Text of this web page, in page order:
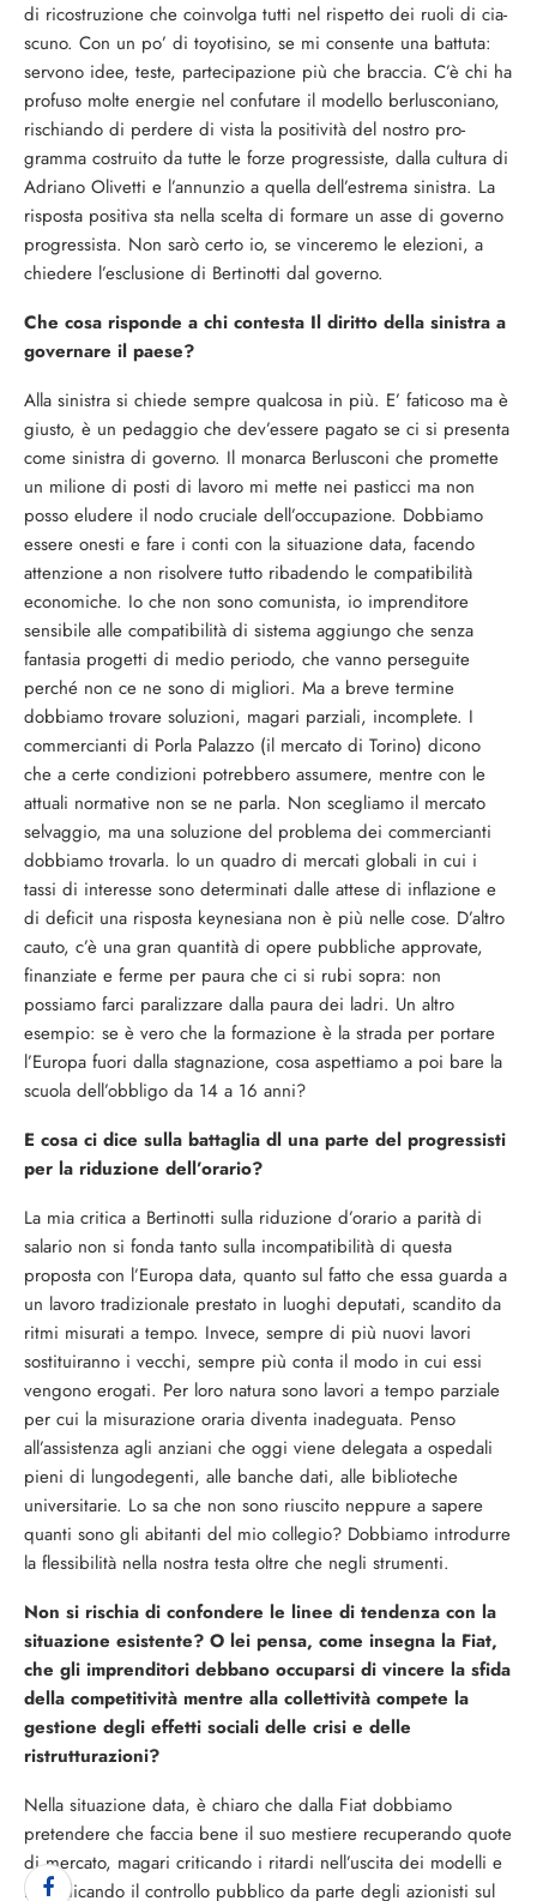
di ricostruzione che coinvolga tutti nel rispetto dei ruoli di cia­
scuno. Con un po’ di toyotisino, se mi consente una battuta:
servo­no idee, teste, partecipazione più che braccia. C’è chi ha
profuso molte energie nel confutare il modello berlusconiano,
rischian­do di perdere di vista la positività del nostro pro­
gramma costruito da tut­te le forze progressiste, dalla cultura di
Adriano Olivetti e l’annunzio a quella dell’estrema sini­stra. La
risposta positiva sta nella scelta di forma­re un asse di governo
progressista. Non sarò certo io, se vinceremo le elezioni, a
chiedere l’e­sclusione di Bertinotti dal governo.
Che cosa risponde a chi conte­sta Il diritto della sinistra a
go­vernare il paese?
Alla sinistra si chiede sempre qualcosa in più. E’ faticoso ma è
giusto, è un pedaggio che dev’es­sere pagato se ci si presenta
come sinistra di governo. Il monarca Berlusconi che promette
un mi­lione di posti di lavoro mi mette nei pasticci ma non
posso eludere il nodo cruciale dell’occupazione. Dobbiamo
essere onesti e fare i conti con la situazione data, fa­cendo
attenzione a non risolvere tutto ribadendo le compatibilità
economiche. Io che non sono comunista, io imprenditore
sensibi­le alle compatibilità di sistema aggiungo che senza
fantasia progetti di medio periodo, che vanno perse­guite
perché non ce ne sono di mi­gliori. Ma a breve termine
dobbia­mo trovare soluzioni, magari par­ziali, incomplete. I
commercianti di Porla Palazzo (il mercato di To­rino) dicono
che a certe condizio­ni potrebbero assumere, mentre con le
attuali normative non se ne parla. Non scegliamo il mercato
selvaggio, ma una soluzione del problema dei commercianti
dob­biamo trovarla. lo un quadro di mercati globali in cui i
tassi di in­teresse sono determinati dalle at­tese di inflazione e
di deficit una risposta keynesiana non è più nel­le cose. D’altro
cauto, c’è una gran quantità di opere pubbliche ap­provate,
finanziate e ferme per paura che ci si rubi sopra: non
possiamo farci paralizzare dalla paura dei ladri. Un altro
esempio: se è vero che la formazione è la strada per portare
l’Europa fuori dalla stagnazione, cosa aspettia­mo a poi bare la
scuola dell’obbli­go da 14 a 16 anni?
E cosa ci dice sulla battaglia dl una parte del progressisti
per la riduzione dell’orario?
La mia critica a Bertinotti sulla ri­duzione d’orario a parità di
sala­rio non si fonda tanto sulla incom­patibilità di questa
proposta con l’Europa data, quanto sul fatto che essa guarda a
un lavoro tradizio­nale prestato in luoghi deputati, scandito da
ritmi misurati a tem­po. Invece, sempre di più nuovi lavori
sostituiranno i vecchi, sem­pre più conta il modo in cui essi
vengono erogati. Per loro natura sono lavori a tempo parziale
per cui la misurazione oraria diventa inadeguata. Penso
all’assistenza agli anziani che oggi viene delega­ta a ospedali
pieni di lungodegen­ti, alle banche dati, alle bibliote­che
universitarie. Lo sa che non sono riuscito neppure a sapere
quanti sono gli abitanti del mio collegio? Dobbiamo introdurre
la flessibilità nella nostra testa oltre che negli strumenti.
Non si rischia di confondere le linee di tendenza con la
situa­zione esistente? O lei pensa, come insegna la Fiat,
che gli imprenditori debbano occu­parsi di vincere la sfida
della competitività mentre alla col­lettività compete la
gestione degli effetti sociali delle crisi e delle
ristrutturazioni?
Nella situazione data, è chiaro che dalla Fiat dobbiamo
pretendere che faccia bene il suo mestiere re­cuperando quote
di mercato, ma­gari criticando i ritardi nell’uscita dei modelli e
rivendicando il con­trollo pubblico da parte degli azionisti sul